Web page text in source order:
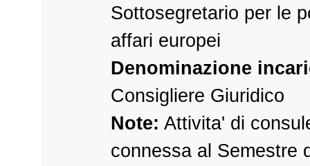
Sottosegretario per le
affari europei
Denominazione
Consigliere Giuridico
Note: Attivita' di
connessa al Semestre